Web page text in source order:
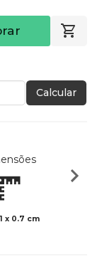
Calcular
x 0.7 cm